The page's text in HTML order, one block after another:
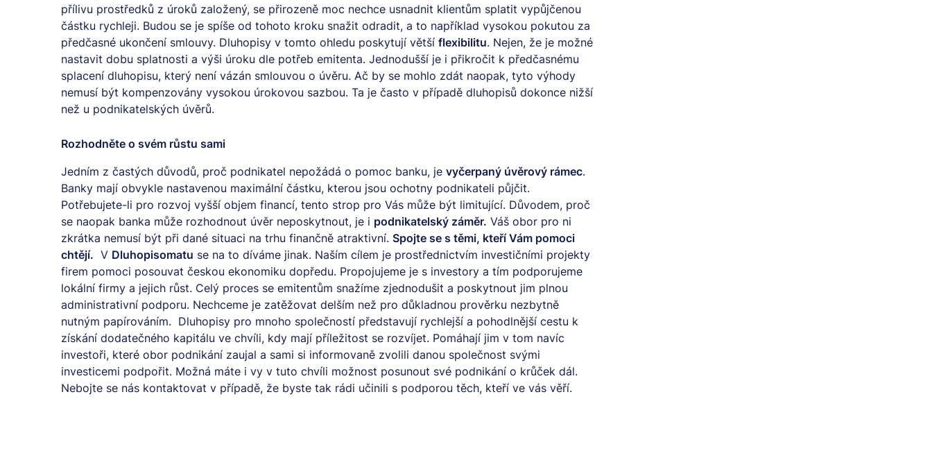
přílivu prostředků z úroků založený, se přirozeně moc nechce usnadnit klientům splatit vypůjčenou
částku rychleji. Budou se je spíše od tohoto kroku snažit odradit, a to například vysokou pokutou za
předčasné ukončení smlouvy. Dluhopisy v tomto ohledu poskytují větší flexibilitu. Nejen, že je možné
nastavit dobu splatnosti a výši úroku dle potřeb emitenta. Jednodušší je i přikročit k předčasnému
splacení dluhopisu, který není vázán smlouvou o úvěru. Ač by se mohlo zdát naopak, tyto výhody
nemusí být kompenzovány vysokou úrokovou sazbou. Ta je často v případě dluhopisů dokonce nižší
než u podnikatelských úvěrů.
Rozhodněte o svém růstu sami
Jedním z častých důvodů, proč podnikatel nepožádá o pomoc banku, je vyčerpaný úvěrový rámec.
Banky mají obvykle nastavenou maximální částku, kterou jsou ochotny podnikateli půjčit.
Potřebujete-li pro rozvoj vyšší objem financí, tento strop pro Vás může být limitující. Důvodem, proč
se naopak banka může rozhodnout úvěr neposkytnout, je i podnikatelský záměr. Váš obor pro ni
zkrátka nemusí být při dané situaci na trhu finančně atraktivní. Spojte se s těmi, kteří Vám pomoci
chtějí. V Dluhopisomatu se na to díváme jinak. Naším cílem je prostřednictvím investičními projekty
firem pomoci posouvat českou ekonomiku dopředu. Propojujeme je s investory a tím podporujeme
lokální firmy a jejich růst. Celý proces se emitentům snažíme zjednodušit a poskytnout jim plnou
administrativní podporu. Nechceme je zatěžovat delším než pro důkladnou prověrku nezbytně
nutným papírováním. Dluhopisy pro mnoho společností představují rychlejší a pohodlnější cestu k
získání dodatečného kapitálu ve chvíli, kdy mají příležitost se rozvíjet. Pomáhají jim v tom navíc
investoři, které obor podnikání zaujal a sami si informovaně zvolili danou společnost svými
investicemi podpořit. Možná máte i vy v tuto chvíli možnost posunout své podnikání o krůček dál.
Nebojte se nás kontaktovat v případě, že byste tak rádi učinili s podporou těch, kteří ve vás věří.